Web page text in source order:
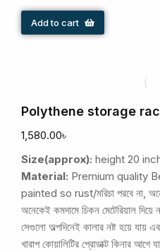
Add to cart
Polythene storage
1,580.00৳
Size(approx): height 20
Material: Premium quality
painted so rust/মরিচা পরবে না,
অনেকেই কমদামে চিকন মেটেরিয়াল
সেগুলো অল্পদিনেই কালার নষ্ট হয়ে যায়
খারাপ কোয়ালিটির প্রোডাক্ট কিনার